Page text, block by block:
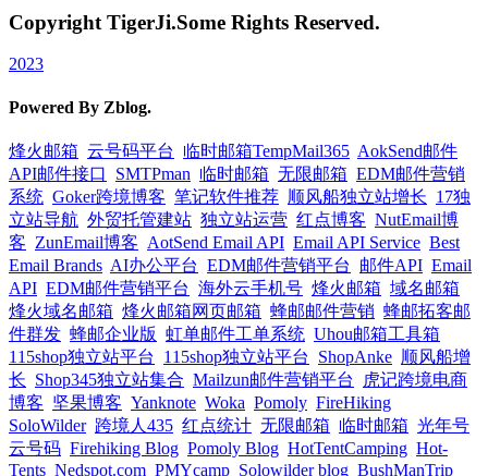
Copyright TigerJi.Some Rights Reserved.
2023
Powered By Zblog.
烽火邮箱 云号码平台 临时邮箱TempMail365 AokSend邮件
API邮件接口
SMTPman 临时邮箱 无限邮箱 EDM邮件营销
系统 Goker跨境博客 笔记软件推荐 顺风船独立站增长 17独
立站导航 外贸托管建站 独立站运营 红点博客 NutEmail博
客 ZunEmail博客 AotSend Email API Email API Service Best
Email Brands AI办公平台 EDM邮件营销平台 邮件API Email
API EDM邮件营销平台 海外云手机号 烽火邮箱 域名邮箱
烽火域名邮箱 烽火邮箱网页邮箱 蜂邮邮件营销 蜂邮拓客邮
件群发 蜂邮企业版 虹单邮件工单系统 Uhou邮箱工具箱
115shop独立站平台
115shop独立站平台 ShopAnke 顺风船增
长 Shop345独立站集合 Mailzun邮件营销平台
虎记跨境电商
博客 坚果博客 Yanknote Woka Pomoly FireHiking
SoloWilder 跨境人435 红点统计 无限邮箱 临时邮箱 光年号
云号码 Firehiking Blog Pomoly Blog HotTentCamping Hot-
Tents Nedspot.com PMYcamp Solowilder blog BushManTrip